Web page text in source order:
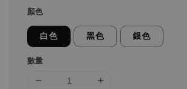
顏色
白色 黑色 銀色
數量